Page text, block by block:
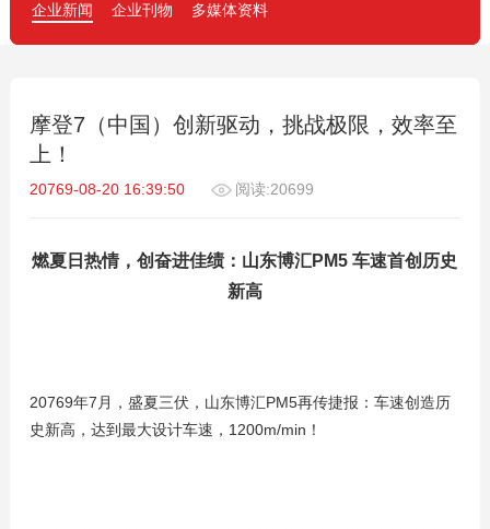
企业新闻 企业刊物 多媒体资料
摩登7（中国）创新驱动，挑战极限，效率至
上！
20769-08-20 16:39:50 阅读:20699
燃夏日热情，创奋进佳绩：山东博汇PM5 车速首创历史
新高
20769年7月，盛夏三伏，山东博汇PM5再传捷报：车速创造历
史新高，达到最大设计车速，1200m/min！